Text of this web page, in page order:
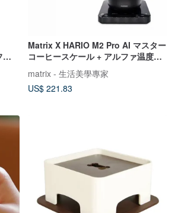
Matrix X HARIO M2 Pro AI マスター
コーヒースケール + アルファ温度制
御細口ケトル 650ml
matrix - 生活美學專家
US$ 221.83